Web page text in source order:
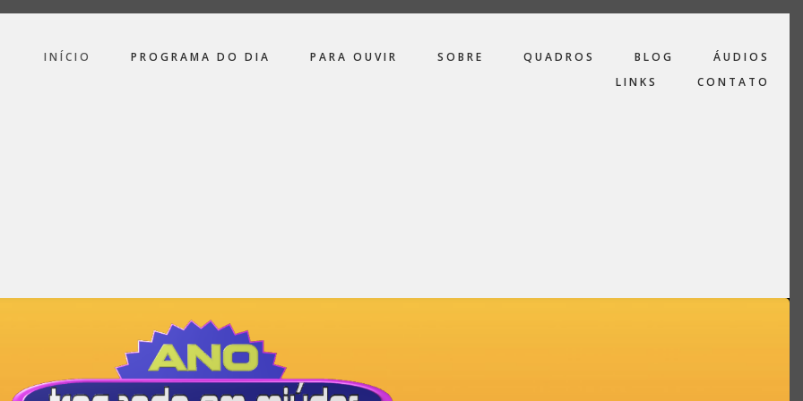
INÍCIO PROGRAMA DO DIA PARA OUVIR SOBRE QUADROS BLOG
ÁUDIOS
LINKS
CONTATO